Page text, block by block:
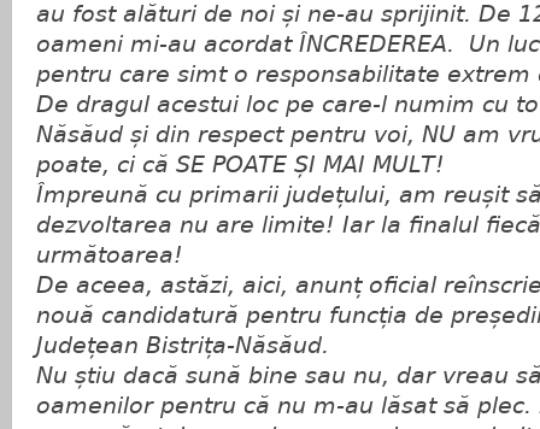
au fost alături de noi și ne-au sprijinit. De
oameni mi-au acordat ÎNCREDEREA. Un
pentru care simt o responsabilitate
De dragul acestui loc pe care-l numim cu
Năsăud și din respect pentru voi, NU am
poate, ci că SE POATE ȘI MAI MULT!
Împreună cu primarii județului, am reușit
dezvoltarea nu are limite! Iar la finalul
următoarea!
De aceea, astăzi, aici, anunț oficial
nouă candidatură pentru funcția de
Județean Bistrița-Năsăud.
Nu știu dacă sună bine sau nu, dar vreau
oamenilor pentru că nu m-au lăsat să